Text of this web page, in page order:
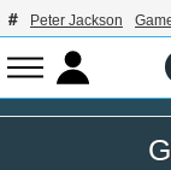
Peter Jackson